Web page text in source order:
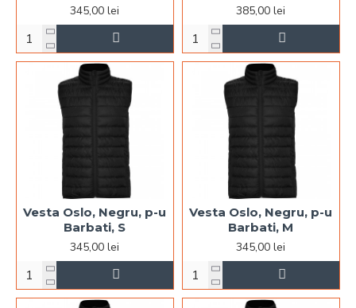
345,00 lei
385,00 lei
Vesta Oslo, Negru, p-u
Barbati, S
345,00 lei
Vesta Oslo, Negru, p-u
Barbati, M
345,00 lei